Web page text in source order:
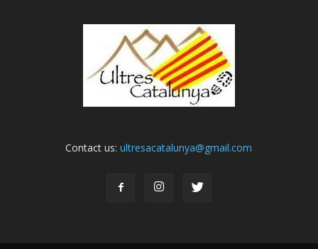
Contact us:ultresacatalunya@gmail.com